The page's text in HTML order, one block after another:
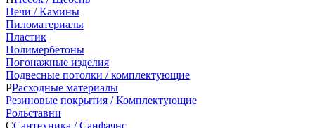
Печи / Камины
Пиломатериалы
Пластик
Полимербетоны
Погонажные изделия
Подвесные потолки / комплектующие
РРасходные материалы
Резиновые покрытия / Комплектующие
Рольставни
ССантехника / Санфаянс